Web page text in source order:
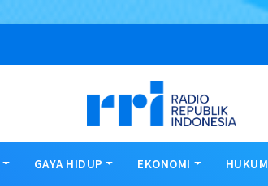
GAYA HIDUP EKONOMI HUKUM